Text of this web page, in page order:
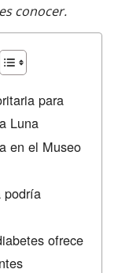
conocer.
para
Luna
en el Museo
podría
ofrece